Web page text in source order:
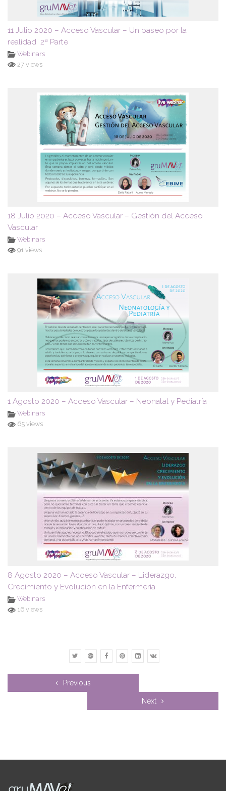
11 Julio 2020 – Acceso Vascular – Un paseo por la
realidad 2ª Parte
Webinars
27 views
18 Julio 2020 – Acceso Vascular – Gestión del Acceso
Vascular
Webinars
91 views
1 Agosto 2020 – Acceso Vascular – Neonatal y Pediatría
Webinars
65 views
8 Agosto 2020 – Acceso Vascular – Liderazgo,
Crecimiento y Evolución en la Enfermería
Webinars
16 views
Previous
Next